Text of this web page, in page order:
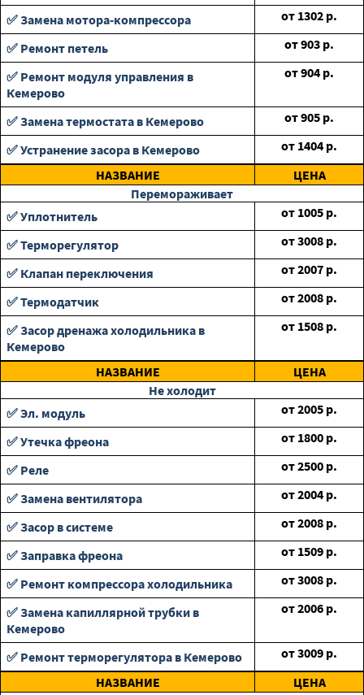
✅ Замена мотора-компрессора
от 1302 р.
✅ Ремонт петель
от903 р.
✅ Ремонт модуля управления в
Кемерово
от904 р.
✅ Замена термостата в Кемерово от905 р.
✅ Устранение засора в Кемерово
от 1404 р.
НАЗВАНИЕ
ЦЕНА
Перемораживает
✅ Уплотнитель
от 1005 р.
✅ Терморегулятор
от3008 р.
✅ Клапан переключения
от2007 р.
✅ Термодатчик
от2008 р.
✅ Засор дренажа холодильника в
Кемерово
от 1508 р.
НАЗВАНИЕ
ЦЕНА
Не холодит
✅ Эл. модуль
от2005 р.
✅ Утечка фреона
от 1800 р.
✅ Реле
от2500 р.
✅ Замена вентилятора
от2004 р.
✅ Засор в системе
от2008 р.
✅ Заправка фреона
от 1509 р.
✅ Ремонт компрессора холодильника
от3008 р.
✅ Замена капиллярной трубки в
Кемерово
от2006 р.
✅ Ремонт терморегулятора в Кемерово от3009 р.
НАЗВАНИЕ
ЦЕНА